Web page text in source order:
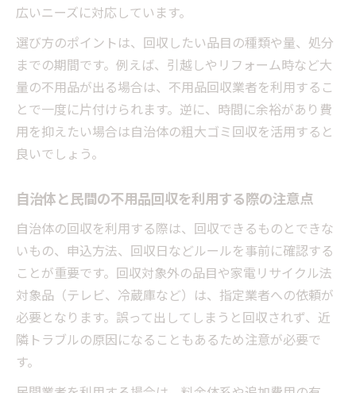
広いニーズに対応しています。
選び方のポイントは、回収したい品目の種類や量、処分
までの期間です。例えば、引越しやリフォーム時など大
量の不用品が出る場合は、不用品回収業者を利用するこ
とで一度に片付けられます。逆に、時間に余裕があり費
用を抑えたい場合は自治体の粗大ゴミ回収を活用すると
良いでしょう。
自治体と民間の不用品回収を利用する際の注意点
自治体の回収を利用する際は、回収できるものとできな
いもの、申込方法、回収日などルールを事前に確認する
ことが重要です。回収対象外の品目や家電リサイクル法
対象品（テレビ、冷蔵庫など）は、指定業者への依頼が
必要となります。誤って出してしまうと回収されず、近
隣トラブルの原因になることもあるため注意が必要で
す。